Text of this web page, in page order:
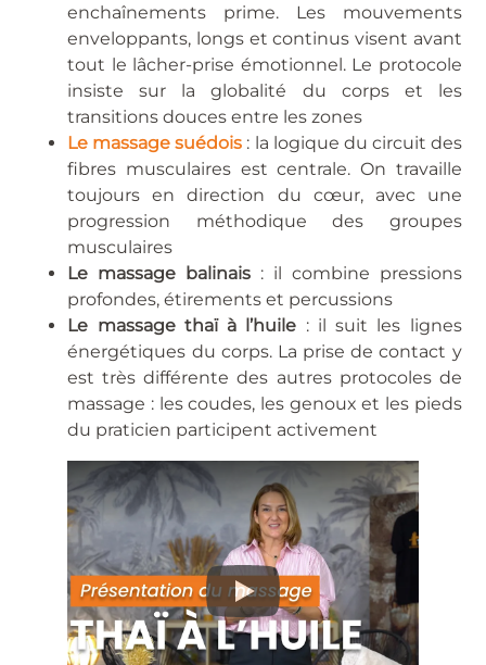
enchaînements prime. Les mouvements
enveloppants, longs et continus visent avant
tout le lâcher-prise émotionnel. Le protocole
insiste sur la globalité du corps et les
transitions douces entre les zones
Le massage suédois : la logique du circuit des
fibres musculaires est centrale. On travaille
toujours en direction du cœur, avec une
progression méthodique des groupes
musculaires
Le massage balinais : il combine pressions
profondes, étirements et percussions
Le massage thaï à l’huile : il suit les lignes
énergétiques du corps. La prise de contact y
est très différente des autres protocoles de
massage : les coudes, les genoux et les pieds
du praticien participent activement